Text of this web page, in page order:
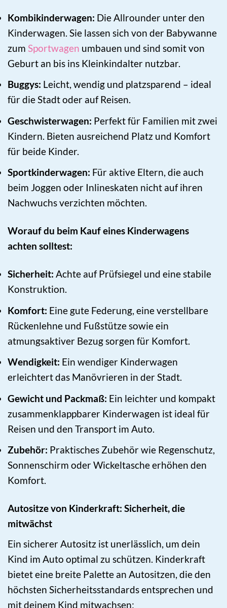
Kombikinderwagen: Die Allrounder unter den
Kinderwagen. Sie lassen sich von der Babywanne
zum Sportwagen umbauen und sind somit von
Geburt an bis ins Kleinkindalter nutzbar.
Buggys: Leicht, wendig und platzsparend – ideal
für die Stadt oder auf Reisen.
Geschwisterwagen: Perfekt für Familien mit zwei
Kindern. Bieten ausreichend Platz und Komfort
für beide Kinder.
Sportkinderwagen: Für aktive Eltern, die auch
beim Joggen oder Inlineskaten nicht auf ihren
Nachwuchs verzichten möchten.
Worauf du beim Kauf eines Kinderwagens
achten solltest:
Sicherheit: Achte auf Prüfsiegel und eine stabile
Konstruktion.
Komfort: Eine gute Federung, eine verstellbare
Rückenlehne und Fußstütze sowie ein
atmungsaktiver Bezug sorgen für Komfort.
Wendigkeit: Ein wendiger Kinderwagen
erleichtert das Manövrieren in der Stadt.
Gewicht und Packmaß: Ein leichter und kompakt
zusammenklappbarer Kinderwagen ist ideal für
Reisen und den Transport im Auto.
Zubehör: Praktisches Zubehör wie Regenschutz,
Sonnenschirm oder Wickeltasche erhöhen den
Komfort.
Autositze von Kinderkraft: Sicherheit, die
mitwächst
Ein sicherer Autositz ist unerlässlich, um dein
Kind im Auto optimal zu schützen. Kinderkraft
bietet eine breite Palette an Autositzen, die den
höchsten Sicherheitsstandards entsprechen und
mit deinem Kind mitwachsen: